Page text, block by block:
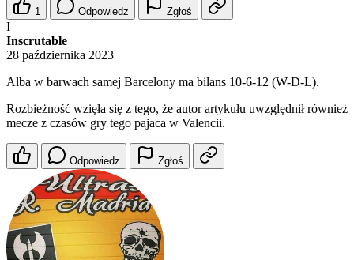
1 Odpowiedz Zgłoś
I
Inscrutable
28 października 2023
Alba w barwach samej Barcelony ma bilans 10-6-12 (W-D-L).
Rozbieżność wzięła się z tego, że autor artykułu uwzględnił również
mecze z czasów gry tego pajaca w Valencii.
Odpowiedz Zgłoś